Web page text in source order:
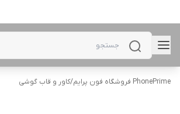
PhonePrime فروشگاه فون پرایم /کاور و قاب گوشی